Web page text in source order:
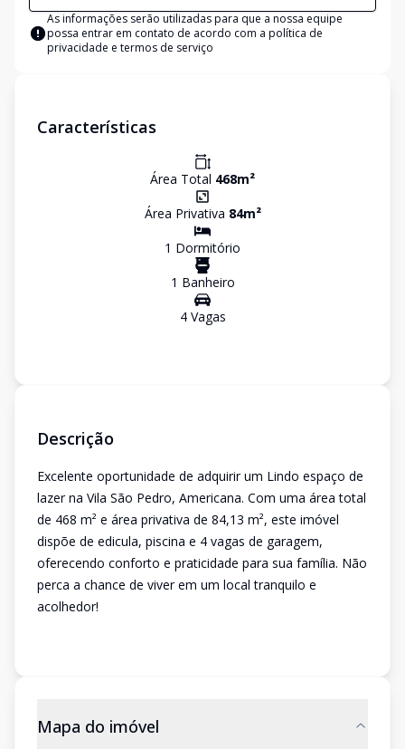
As informações serão utilizadas para que a nossa equipe
possa entrar em contato de acordo com a política de
privacidade e termos de serviço
Características
Área Total 468m²
Área Privativa 84m²
1 Dormitório
1 Banheiro
4Vagas
Descrição
Excelente oportunidade de adquirir um Lindo espaço de
lazer na Vila São Pedro, Americana. Com uma área total
de 468 m² e área privativa de 84,13 m², este imóvel
dispõe de edicula, piscina e 4 vagas de garagem,
oferecendo conforto e praticidade para sua família. Não
perca a chance de viver em um local tranquilo e
acolhedor!
Mapa do imóvel